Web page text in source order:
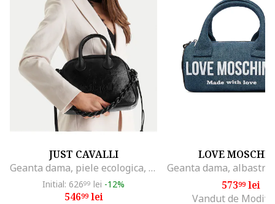
JUST CAVALLI
Geanta dama, piele ecologica, neagra, One Size INTL
Initial: 62699 lei -12%
54699lei
LOVE
57399lei
Vandut de